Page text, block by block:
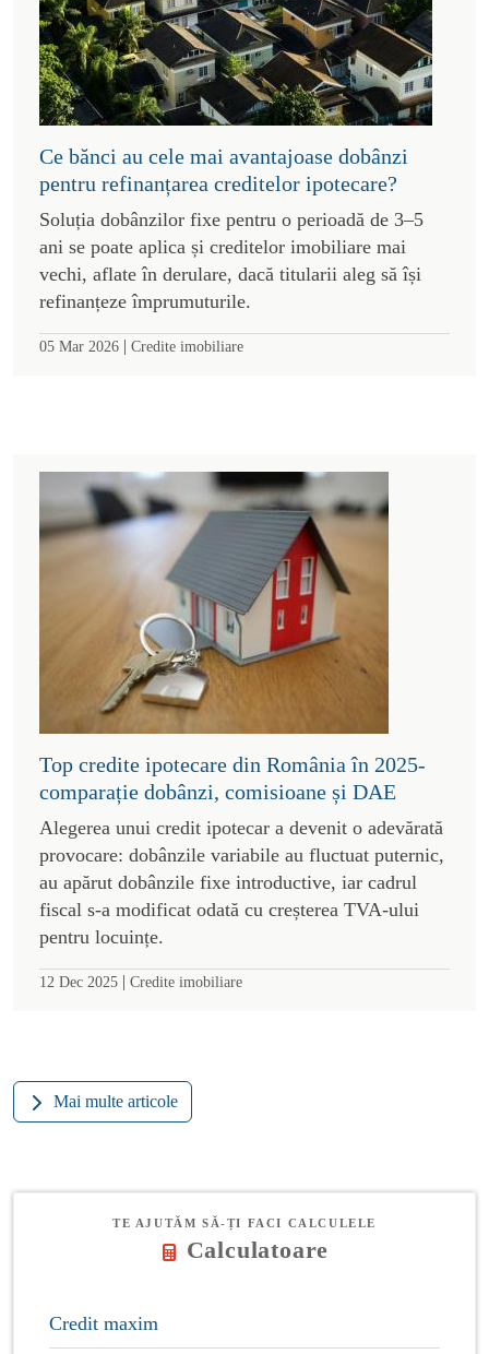
Ce bănci au cele mai avantajoase dobânzi
pentru refinanțarea creditelor ipotecare?
Soluția dobânzilor fixe pentru o perioadă de 3–5
ani se poate aplica și creditelor imobiliare mai
vechi, aflate în derulare, dacă titularii aleg să își
refinanțeze împrumuturile.
05 Mar 2026 | Credite imobiliare
Top credite ipotecare din România în 2025-
comparație dobânzi, comisioane și DAE
Alegerea unui credit ipotecar a devenit o adevărată
provocare: dobânzile variabile au fluctuat puternic,
au apărut dobânzile fixe introductive, iar cadrul
fiscal s-a modificat odată cu creșterea TVA-ului
pentru locuințe.
12 Dec 2025 | Credite imobiliare
Mai multe articole
TE AJUTĂM SĂ-ȚI FACI CALCULELE
Calculatoare
Credit maxim